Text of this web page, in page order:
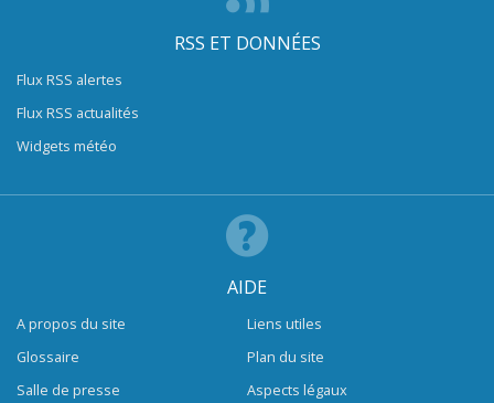
RSS ET DONNÉES
Flux RSS alertes
Flux RSS actualités
Widgets météo
AIDE
A propos du site
Glossaire
Salle de presse
Liens utiles
Plan du site
Aspects légaux